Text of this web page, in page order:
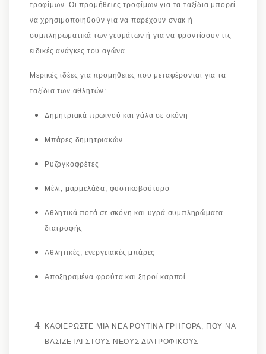
τροφίμων. Οι προμήθειες τροφίμων για τα ταξίδια μπορεί
να χρησιμοποιηθούν για να παρέχουν σνακ ή
συμπληρωματικά των γευμάτων ή για να φροντίσουν τις
ειδικές ανάγκες του αγώνα.
Μερικές ιδέες για προμήθειες που μεταφέρονται για τα
ταξίδια των αθλητών:
Δημητριακά πρωινού και γάλα σε σκόνη
Μπάρες δημητριακών
Ρυζογκοφρέτες
Μέλι, μαρμελάδα, φυστικοβούτυρο
Αθλητικά ποτά σε σκόνη και υγρά συμπληρώματα
διατροφής
Αθλητικές, ενεργειακές μπάρες
Αποξηραμένα φρούτα και ξηροί καρποί
ΚΑΘΙΕΡΩΣΤΕ ΜΙΑ ΝΕΑ ΡΟΥΤΙΝΑ ΓΡΗΓΟΡΑ, ΠΟΥ ΝΑ
ΒΑΣΙΖΕΤΑΙ ΣΤΟΥΣ ΝΕΟΥΣ ΔΙΑΤΡΟΦΙΚΟΥΣ